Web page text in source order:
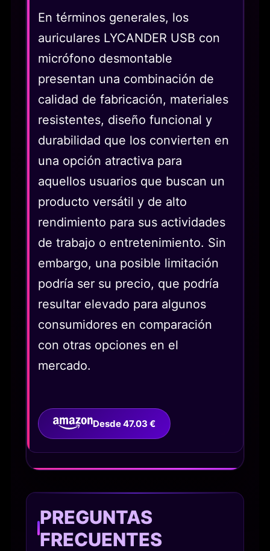
En términos generales, los
auriculares LYCANDER USB con
micrófono desmontable
presentan una combinación de
calidad de fabricación, materiales
resistentes, diseño funcional y
durabilidad que los convierten en
una opción atractiva para
aquellos usuarios que buscan un
producto versátil y de alto
rendimiento para sus actividades
de trabajo o entretenimiento. Sin
embargo, una posible limitación
podría ser su precio, que podría
resultar elevado para algunos
consumidores en comparación
con otras opciones en el
mercado.
Desde 47.03 €
PREGUNTAS
FRECUENTES